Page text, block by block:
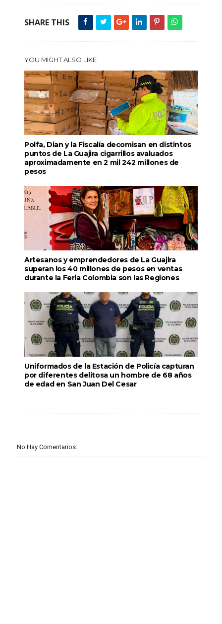
SHARE THIS
YOU MIGHT ALSO LIKE
Polfa, Dian y la Fiscalía decomisan en distintos
puntos de La Guajira cigarrillos avaluados
aproximadamente en 2 mil 242 millones de
pesos
Artesanos y emprendedores de La Guajira
superan los 40 millones de pesos en ventas
durante la Feria Colombia son las Regiones
Uniformados de la Estación de Policía capturan
por diferentes delitosa un hombre de 68 años
de edad en San Juan Del Cesar
No Hay Comentarios: